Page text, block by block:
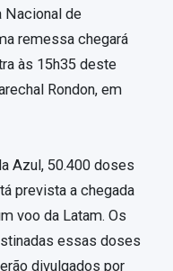
Nacional de
remessa chegará
às 15h35 deste
Rondon, em
Azul, 50.400 doses
prevista a chegada
voo da Latam. Os
essas doses
divulgados por